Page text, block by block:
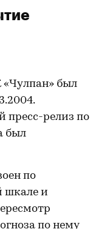
был
релиз по
был
по
шкале и
по нему